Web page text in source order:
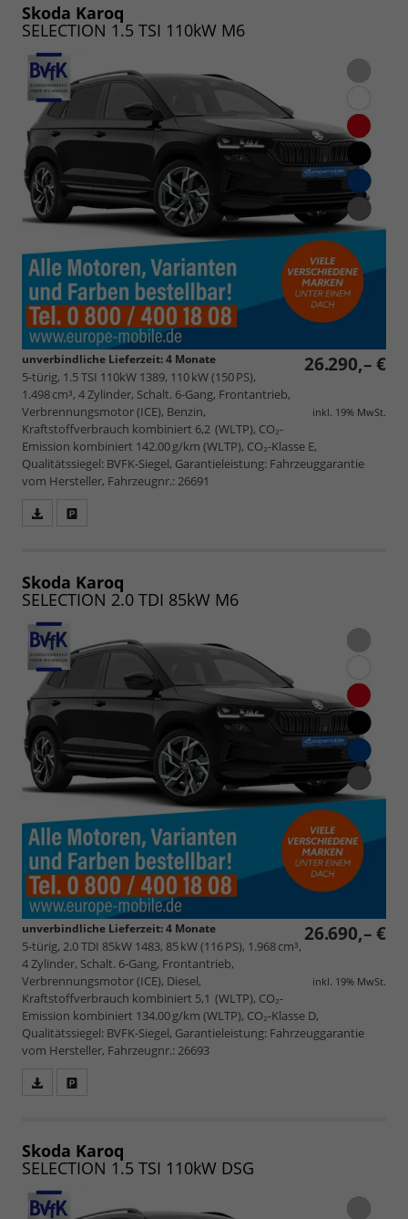
speichern/drucken
Skoda Karoq
SELECTION 1.5 TSI 110kW M6
26.290,– €
inkl. 19% MwSt.
unverbindliche Lieferzeit:4 Monate
5-türig, 1.5 TSI 110kW 1389, 110 kW (150 PS),
1.498 cm³, 4 Zylinder, Schalt. 6-Gang, Frontantrieb,
Verbrennungsmotor (ICE), Benzin,
Kraftstoffverbrauch kombiniert 6,2 (WLTP), CO₂-
Emission kombiniert 142.00 g/km (WLTP), CO₂-Klasse E,
Qualitätssiegel: BVFK-Siegel, Garantieleistung: Fahrzeuggarantie
vom Hersteller, Fahrzeugnr.: 26691
speichern/drucken
Skoda Karoq
SELECTION 2.0 TDI 85kW M6
26.690,– €
inkl. 19% MwSt.
unverbindliche Lieferzeit:4 Monate
5-türig, 2.0 TDI 85kW 1483, 85 kW (116 PS), 1.968 cm³,
4 Zylinder, Schalt. 6-Gang, Frontantrieb,
Verbrennungsmotor (ICE), Diesel,
Kraftstoffverbrauch kombiniert 5,1 (WLTP), CO₂-
Emission kombiniert 134.00 g/km (WLTP), CO₂-Klasse D,
Qualitätssiegel: BVFK-Siegel, Garantieleistung: Fahrzeuggarantie
vom Hersteller, Fahrzeugnr.: 26693
speichern/drucken
Skoda Karoq
SELECTION 1.5 TSI 110kW DSG